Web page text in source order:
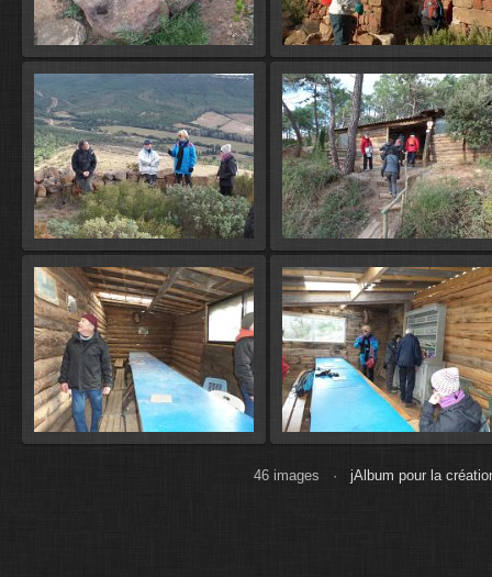
46 images · jAlbum pour la